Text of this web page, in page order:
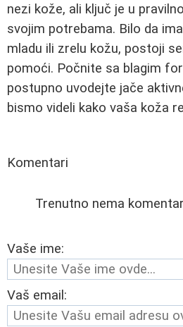
nezi kože, ali ključ je u
svojim potrebama. Bilo da
mladu ili zrelu kožu, postoji
pomoći. Počnite sa blagim
postupno uvodejte jače
bismo videli kako vaša koža
Komentari
Trenutno nema
Vaše ime:
Vaš email: